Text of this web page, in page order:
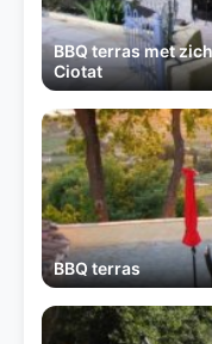
BBQ terras met
Ciotat
BBQ terras